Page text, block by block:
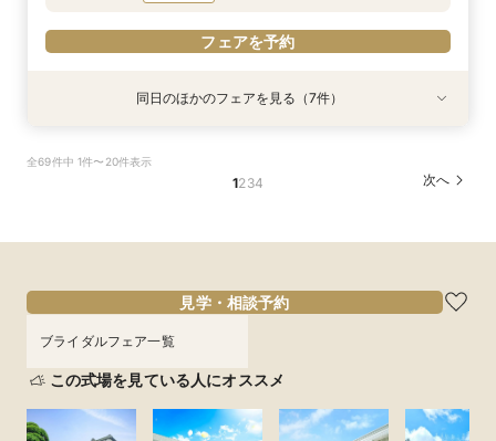
フェアを予約
9/4
典付★1日1組完全貸切W体験フェア
9/4
の大聖堂挙式が叶う】2027年4月末まで検討の
方必見◎家族婚フェア♪
9:00〜
10:00〜
15:00〜
9/4
よく会場見学をしたい方必見♪
9/4
グ相談会
9/4
ウェディング・フォト+会食をご検討の方必見！
大聖堂撮影体験×館内＆ロケーションフォトウエ
10:00〜
11:00〜
フェアを予約
9/4
フェア
9/4
比較！90分安心相談会
同日のほかのフェアを見る（7件）
全69件中 1件〜20件表示
1234 次へ
見学・相談予約
ブライダルフェア一覧
この式場を見ている人にオススメ